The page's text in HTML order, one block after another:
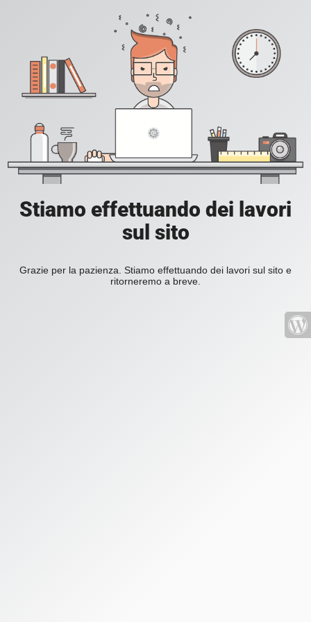
Stiamo effettuando dei lavori
sul sito
Grazie per la pazienza. Stiamo effettuando dei lavori sul sito e
ritorneremo a breve.